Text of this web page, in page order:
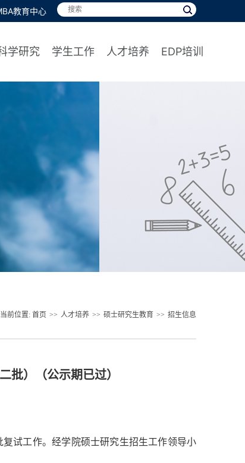
教育中心
学研究 学生工作 人才培养 EDP培训
当前位置: 首页 >> 人才培养 >> 硕士研究生教育 >> 招生信息
）（公示期已过）
试工作。经学院硕士研究生招生工作领导小